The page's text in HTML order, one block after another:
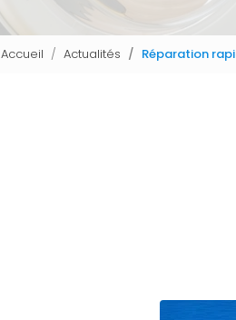
Accueil Actualités Réparation